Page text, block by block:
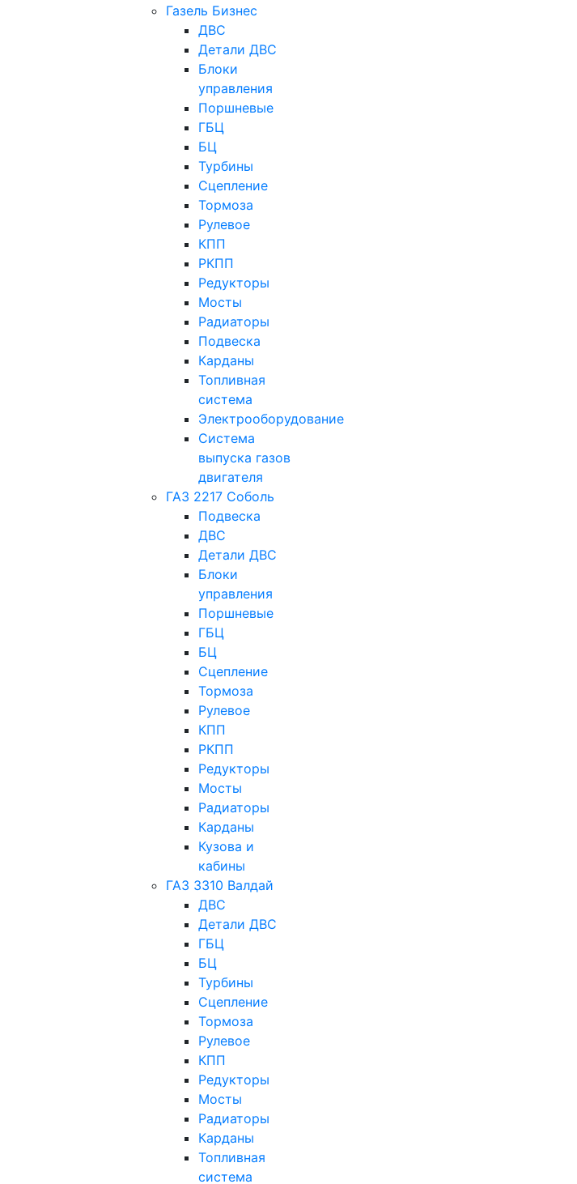
Газель Бизнес
ДВС
Детали ДВС
Блоки
управления
Поршневые
ГБЦ
БЦ
Турбины
Сцепление
Тормоза
Рулевое
КПП
РКПП
Редукторы
Мосты
Радиаторы
Подвеска
Карданы
Топливная
система
Электрооборудование
Система
выпуска газов
двигателя
ГАЗ 2217 Соболь
Подвеска
ДВС
Детали ДВС
Блоки
управления
Поршневые
ГБЦ
БЦ
Сцепление
Тормоза
Рулевое
КПП
РКПП
Редукторы
Мосты
Радиаторы
Карданы
Кузова и
кабины
ГАЗ 3310 Валдай
ДВС
Детали ДВС
ГБЦ
БЦ
Турбины
Сцепление
Тормоза
Рулевое
КПП
Редукторы
Мосты
Радиаторы
Карданы
Топливная
система